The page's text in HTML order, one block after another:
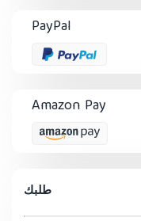
PayPal
Amazon Pay
طلبك